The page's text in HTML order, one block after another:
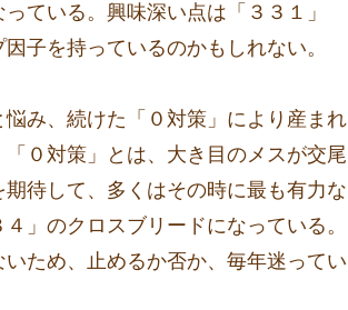
ている。興味深い点は「３３１」
子を持っているのかもしれない。
み、続けた「０対策」により産まれ
０対策」とは、大き目のメスが交尾
待して、多くはその時に最も有力な
」のクロスブリードになっている。
ため、止めるか否か、毎年迷ってい